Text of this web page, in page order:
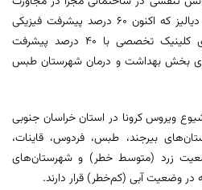
بیمارستان، راه‌اندازی بخش جدید دیالیز که ‌اکنون ۶۰ درصد پیشرفت فیزیکی
دارد و راه‌اندازی ساختمان مجزای کلینیک تخصصی با ۴۰ درصد پیشرفت
بخش بهداشت و درمان شهرستان طبس
ویروس کرونا در استان خراسان جنوبی
ماه، شهرستان‌های بیرجند، طبس، فردوس، قاینات،
زرد (متوسط خطر) و شهرستان‌های
وضعیت آبی (کم‌خطر) قرار دارند.